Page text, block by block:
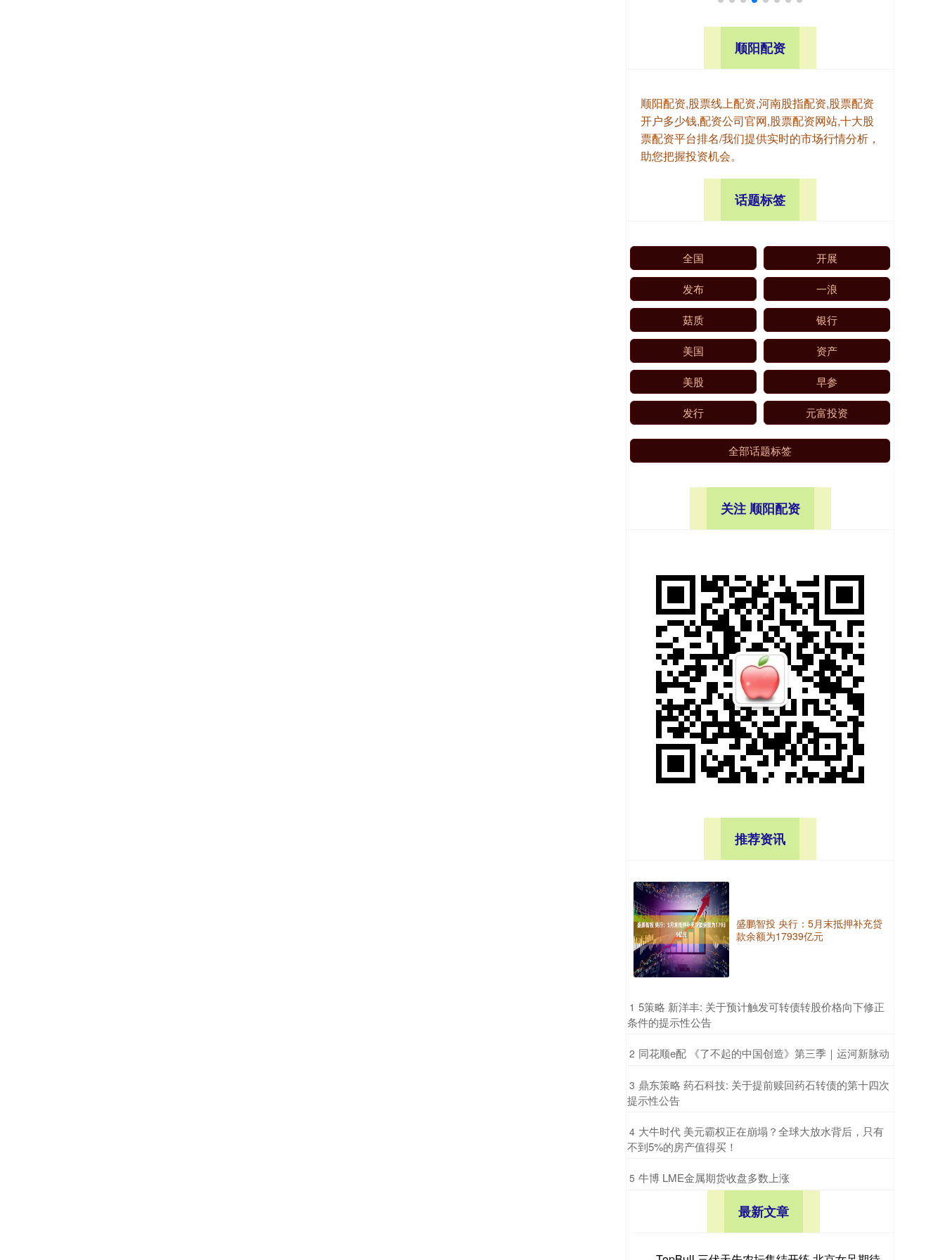
顺阳配资
顺阳配资,股票线上配资,河南股指配资,股票配资
开户多少钱,配资公司官网,股票配资网站,十大股
票配资平台排名/我们提供实时的市场行情分析，
助您把握投资机会。
话题标签
全国 开展
发布 一浪
菇质 银行
美国 资产
美股 早参
发行 元富投资
全部话题标签
关注 顺阳配资
推荐资讯
盛鹏智投 央行：5月末抵押补充贷
款余额为17939亿元
1 ​5策略 新洋丰: 关于预计触发可转债转股价格向下修正
条件的提示性公告
2 ​同花顺e配 《了不起的中国创造》第三季｜运河新脉动
3 ​鼎东策略 药石科技: 关于提前赎回药石转债的第十四次
提示性公告
4 ​大牛时代 美元霸权正在崩塌？全球大放水背后，只有
不到5%的房产值得买！
5 ​牛博 LME金属期货收盘多数上涨
最新文章